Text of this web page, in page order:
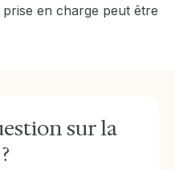
en charge peut être
sur la